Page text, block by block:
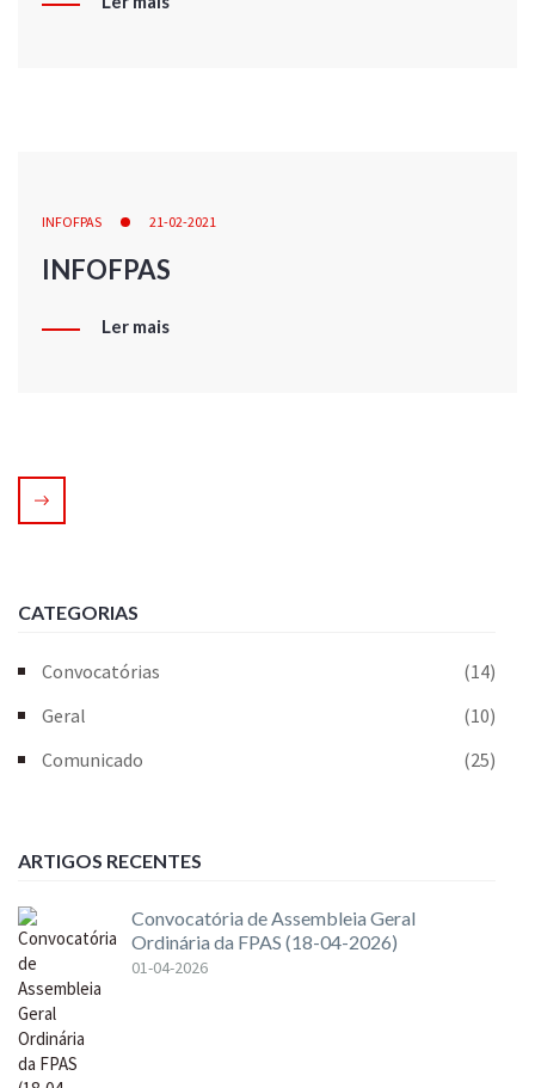
INFOFPAS 21-02-2021
INFOFPAS
Ler mais
CATEGORIAS
Convocatórias
(14)
Geral
(10)
Comunicado
(25)
ARTIGOS RECENTES
Convocatória de Assembleia Geral
Ordinária da FPAS (18-04-2026)
01-04-2026